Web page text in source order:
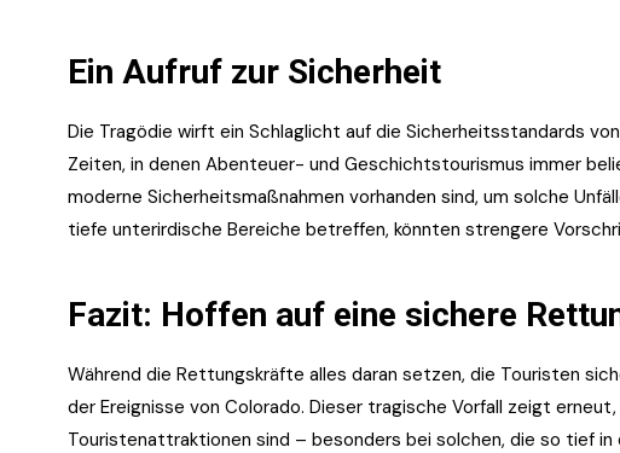
Ein Aufruf zur Sicherheit
Die Tragödie wirft ein Schlaglicht auf die Sicherheitsstandards
Zeiten, in denen Abenteuer- und Geschichtstourismus immer
moderne Sicherheitsmaßnahmen vorhanden sind, um solche
tiefe unterirdische Bereiche betreffen, könnten strengere
Fazit: Hoffen auf eine sichere
Während die Rettungskräfte alles daran setzen, die Touristen
der Ereignisse von Colorado. Dieser tragische Vorfall zeigt
Touristenattraktionen sind – besonders bei solchen, die so tief in